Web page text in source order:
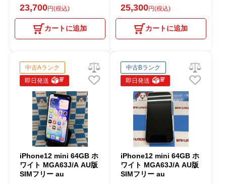
23,700円(税込)
カートに追加
25,300円(税込)
カートに追加
中古Aランク
即日発送
iPhone12 mini 64GB ホ
ワイト MGA63J/A AU版
SIMフリー au
中古Bランク
即日発送
iPhone12 mini 64GB ホ
ワイト MGA63J/A AU版
SIMフリー au